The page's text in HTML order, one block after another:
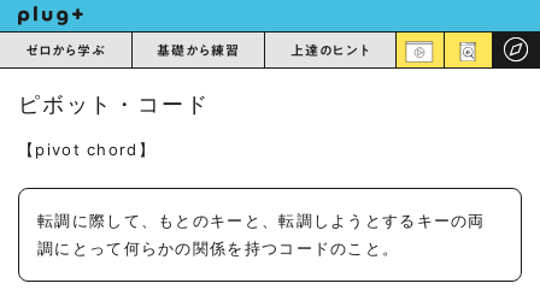
ゼロから学ぶ 基礎から練習 上達のヒント
ピボット・コード
【pivot chord】
転調に際して、もとのキーと、転調しようとするキーの両
調にとって何らかの関係を持つコードのこと。